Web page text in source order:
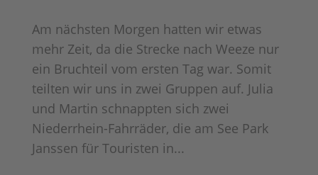
Am nächsten Morgen hatten wir etwas
mehr Zeit, da die Strecke nach Weeze nur
ein Bruchteil vom ersten Tag war. Somit
teilten wir uns in zwei Gruppen auf. Julia
und Martin schnappten sich zwei
Niederrhein-Fahrräder, die am See Park
Janssen für Touristen in...